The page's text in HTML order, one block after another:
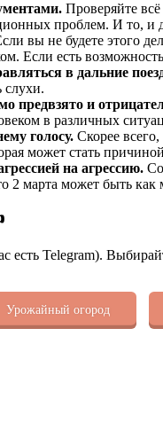
Проверяйте
проблем. И то, и
вы не будете этого
Если есть
в дальние
слухи.
предвзято и
в различных
голосу. Скорее
может стать
на агрессию.
2 марта может быть
есть Telegram).
Урожайный огород